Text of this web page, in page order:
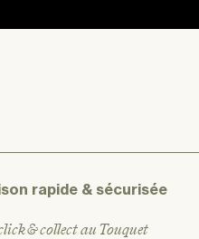
rapide & sécurisée
& collect au Touquet